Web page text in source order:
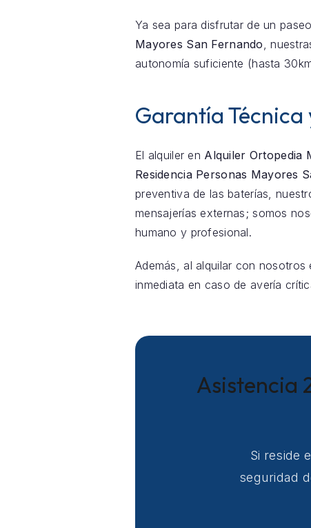
Ya sea para disfrutar de un
Mayores San Fernando ,
autonomía suficiente (hasta
Garantía
El alquiler en Alquiler Ortopedia
Residencia Personas Mayores
preventiva de las baterías,
mensajerías externas; somos
humano y profesional.
Además, al alquilar con nosotros
inmediata en caso de avería
Asistencia
Si reside
seguridad